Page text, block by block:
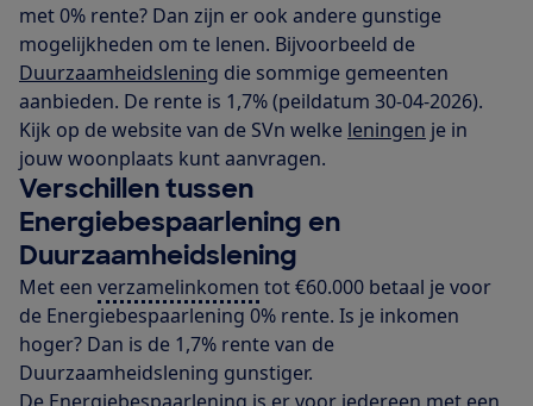
met 0% rente? Dan zijn er ook andere gunstige
mogelijkheden om te lenen. Bijvoorbeeld de
Duurzaamheidslening die sommige gemeenten
aanbieden. De rente is 1,7% (peildatum 30-04-2026).
Kijk op de website van de SVn welke leningen je in
jouw woonplaats kunt aanvragen.
Verschillen tussen
Energiebespaarlening en
Duurzaamheidslening
Met een verzamelinkomen tot €60.000 betaal je voor
de Energiebespaarlening 0% rente. Is je inkomen
hoger? Dan is de 1,7% rente van de
Duurzaamheidslening gunstiger.